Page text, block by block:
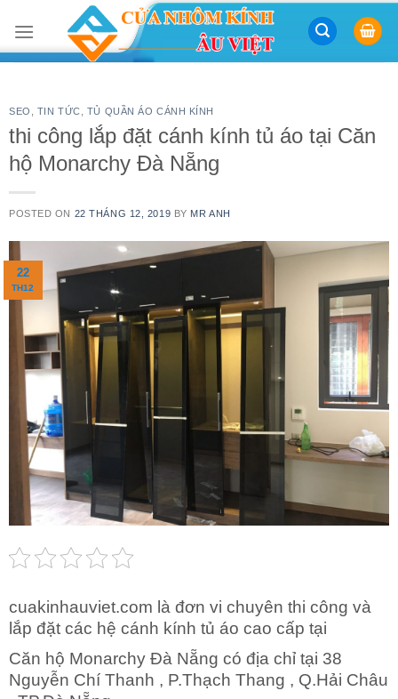
content
SEO TIN TỨC TỦ QUẦN ÁO CÁNH KÍNH
thi công lắp đặt cánh kính tủ áo tại Căn
hộ Monarchy Đà Nẵng
POSTED ON 22 THÁNG 12, 2019 BY MR ANH
22
TH12
cuakinhauviet.com là đơn vi chuyên thi công và
lắp đặt các hệ cánh kính tủ áo cao cấp tại
Căn hộ Monarchy Đà Nẵng có địa chỉ tại 38
Nguyễn Chí Thanh , P.Thạch Thang , Q.Hải Châu